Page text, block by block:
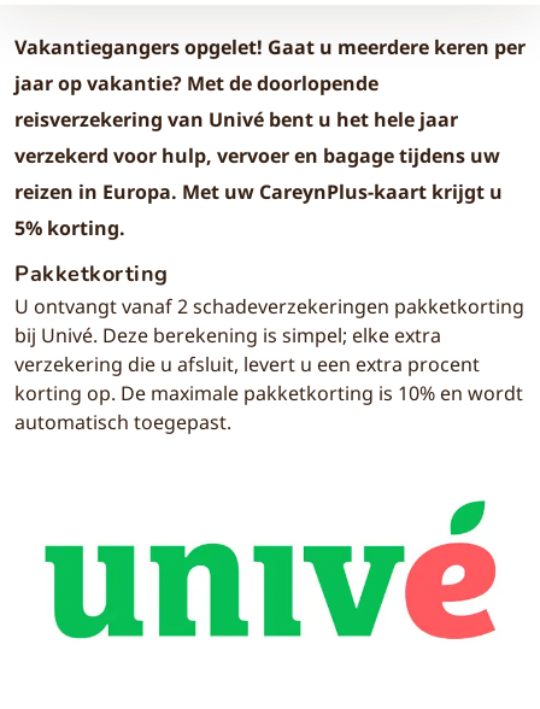
Vakantiegangers opgelet! Gaat u meerdere keren per
jaar op vakantie? Met de doorlopende
reisverzekering van Univé bent u het hele jaar
verzekerd voor hulp, vervoer en bagage tijdens uw
reizen in Europa. Met uw CareynPlus-kaart krijgt u
5% korting.
Pakketkorting
U ontvangt vanaf 2 schadeverzekeringen pakketkorting
bij Univé. Deze berekening is simpel; elke extra
verzekering die u afsluit, levert u een extra procent
korting op. De maximale pakketkorting is 10% en wordt
automatisch toegepast.